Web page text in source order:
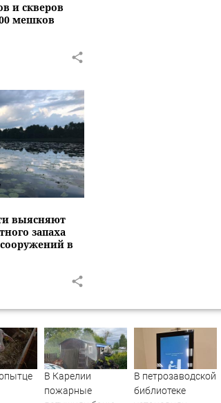
и скверов
мешков
выясняют
запаха
в
В Карелии
пожарные
В петрозаводской
библиотеке